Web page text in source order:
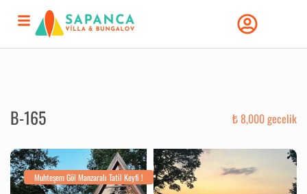
B-165 ₺ 8,000 gecelik
Muhteşem Göl Manzaralı Tatil Keyfi !